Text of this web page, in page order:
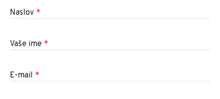
Naslov *
Vaše ime *
E-mail *